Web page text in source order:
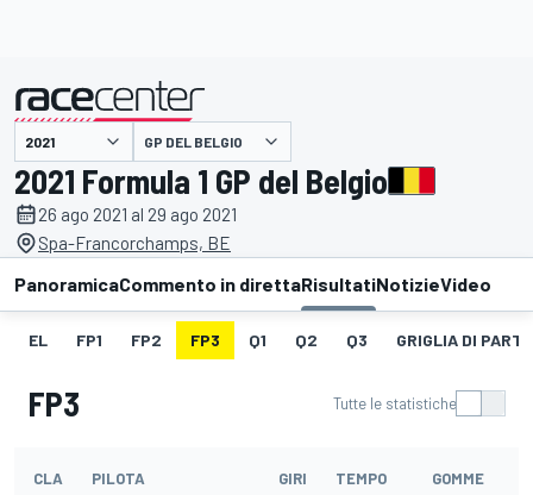
presentato da GP DEL BELGIO
2021 Formula 1 GP del Belgio
26 ago 2021 al 29 ago 2021
Spa-Francorchamps, BE
PanoramicaCommento in direttaRisultatiNotizieVideo
EL FP1 FP2 FP3 Q1 Q2 Q3 GRIGLIA DI
FP3 Tutte le statistiche
CLA PILOTA GIRI TEMPO GOMME